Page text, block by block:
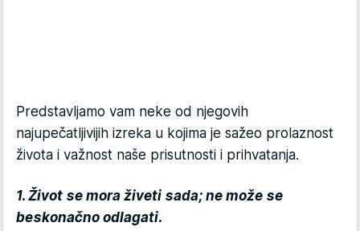
Predstavljamo vam neke od njegovih
najupečatljivijih izreka u kojima je sažeo prolaznost
života i važnost naše prisutnosti i prihvatanja.
1. Život se mora živeti sada; ne može se
beskonačno odlagati.